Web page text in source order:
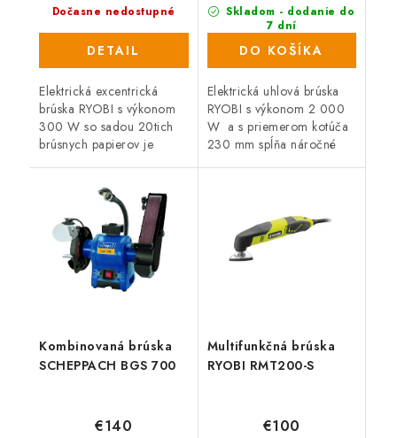
Dočasne nedostupné
DETAIL
Elektrická excentrická
brúska RYOBI s výkonom
300 W so sadou 20tich
brúsnych papierov je
majstrov a remeselníkov.
Dodávaná v...
Skladom - dodanie do
7 dní
(176 ks)
DO KOŠÍKA
Elektrická uhlová brúska
RYOBI s výkonom 2 000
W a s priemerom kotúča
230 mm spĺňa náročné
Kombinovaná brúska
SCHEPPACH BGS 700
€140
Multifunkčná brúska
RYOBI RMT200-S
€100